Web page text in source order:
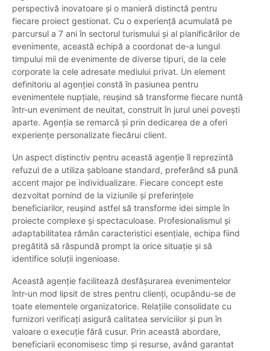
perspectivă inovatoare și o manieră distinctă pentru
fiecare proiect gestionat. Cu o experiență acumulată pe
parcursul a 7 ani în sectorul turismului și al planificărilor de
evenimente, această echipă a coordonat de-a lungul
timpului mii de evenimente de diverse tipuri, de la cele
corporate la cele adresate mediului privat. Un element
definitoriu al agenției constă în pasiunea pentru
evenimentele nupțiale, reușind să transforme fiecare nuntă
într-un eveniment de neuitat, construit în jurul unei povești
aparte. Agenția se remarcă și prin dedicarea de a oferi
experiențe personalizate fiecărui client.
Un aspect distinctiv pentru această agenție îl reprezintă
refuzul de a utiliza șabloane standard, preferând să pună
accent major pe individualizare. Fiecare concept este
dezvoltat pornind de la viziunile și preferințele
beneficiarilor, reușind astfel să transforme idei simple în
proiecte complexe și spectaculoase. Profesionalismul și
adaptabilitatea rămân caracteristici esențiale, echipa fiind
pregătită să răspundă prompt la orice situație și să
identifice soluții ingenioase.
Această agenție facilitează desfășurarea evenimentelor
într-un mod lipsit de stres pentru clienți, ocupându-se de
toate elementele organizatorice. Relațiile consolidate cu
furnizori verificați asigură calitatea serviciilor și pun în
valoare o execuție fără cusur. Prin această abordare,
beneficiarii economisesc timp și resurse, având garantat